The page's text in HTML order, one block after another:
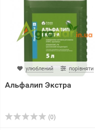
улюблений порівняти
Альфалип Экстра
(0)